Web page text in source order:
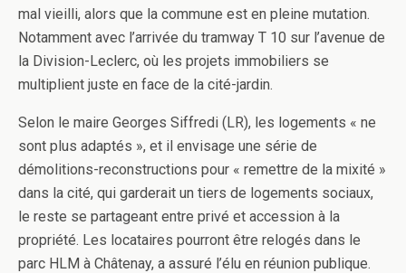
mal vieilli, alors que la commune est en pleine mutation.
Notamment avec l’arrivée du tramway T 10 sur l’avenue de
la Division-Leclerc, où les projets immobiliers se
multiplient juste en face de la cité-jardin.
Selon le maire Georges Siffredi (LR), les logements « ne
sont plus adaptés », et il envisage une série de
démolitions-reconstructions pour « remettre de la mixité »
dans la cité, qui garderait un tiers de logements sociaux,
le reste se partageant entre privé et accession à la
propriété. Les locataires pourront être relogés dans le
parc HLM à Châtenay, a assuré l’élu en réunion publique.